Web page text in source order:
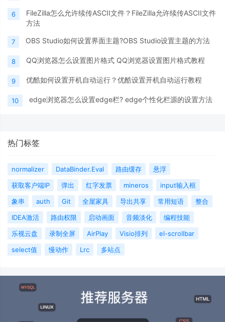
6
FileZilla怎么允许续传ASCII文件？FileZilla允许续传ASCII文件
方法
7 OBS Studio如何设置界面主题?OBS Studio设置主题的方法
8 QQ浏览器怎么设置图片格式 QQ浏览器设置图片格式教程
9 优酷如何设置开机自动运行？优酷设置开机自动运行教程
10 edge浏览器怎么设置edge栏? edge个性化栏源的设置方法
热门标签
normalizer DataBinder.Eval 路由缓存
悬浮
获取客户端IP
弹出 红字发票 mineros
input输入框
象串
auth Git 全屋家具 导出共享 常用短语
整合
IDEA激活
路由权限 启动画面 音频淡化
编程技能
乐视云盘
录制全屏 AirPlay Visio排列
el-scrollbar
select值
慢动作 Lrc 多站点